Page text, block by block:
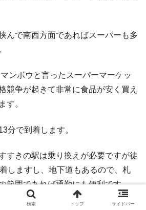
んで南西方面であればスーパーも多
ンボウと言ったスーパーマーケッ
競争が起きて非常に食品が安く買え
す。
分で到着します。
すきの駅は乗り換えが必要ですが徒
しますし、地下道もあるので、札
範囲であれば通勤にも便利です。
検索 トップ サイドバー